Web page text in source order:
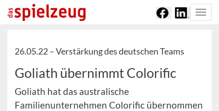
26.05.22 –Verstärkung des deutschen Teams
Goliath übernimmt Colorific
Goliath hat das australische
Familienunternehmen Colorific übernommen